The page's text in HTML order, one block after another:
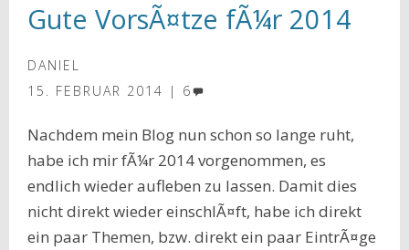
Gute VorsÃ¤tze fÃ¼r 2014
DANIEL
15. FEBRUAR 2014
6
Nachdem mein Blog nun schon so lange ruht,
habe ich mir fÃ¼r 2014 vorgenommen, es
endlich wieder aufleben zu lassen. Damit dies
nicht direkt wieder einschlÃ¤ft, habe ich direkt
ein paar Themen, bzw. direkt ein paar EintrÃ¤ge